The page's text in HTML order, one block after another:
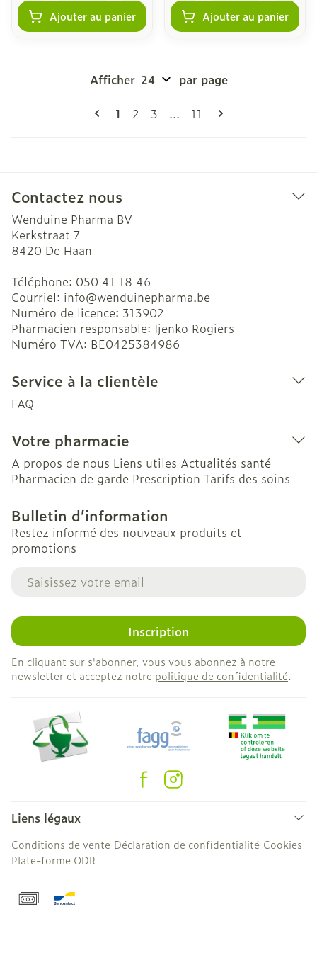
Ajouter au panier Ajouter au panier
Vous lisez actuellement la page
1 Page
2 Page
3 ... Page
11
Afficher par page
Contactez nous
Wenduine Pharma BV
Kerkstraat 7
8420 De Haan
Téléphone: 050 41 18 46
Courriel: info@wenduinepharma.be
Numéro de licence: 313902
Pharmacien responsable: Ijenko Rogiers
Numéro TVA: BE0425384986
Service à la clientèle
FAQ
Votre pharmacie
A propos de nous Liens utiles Actualités santé
Pharmacien de garde Prescription Tarifs des soins
Bulletin d’information
Restez informé des nouveaux produits et
promotions
Adresse mail
Inscription
En cliquant sur s'abonner, vous vous abonnez à notre
newsletter et acceptez notre politique de confidentialité.
Liens légaux
Conditions de vente Déclaration de confidentialité Cookies
Plate-forme ODR